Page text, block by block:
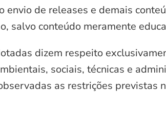
envio de releases e demais
salvo conteúdo meramente
dizem respeito
sociais, técnicas e
as restrições previstas